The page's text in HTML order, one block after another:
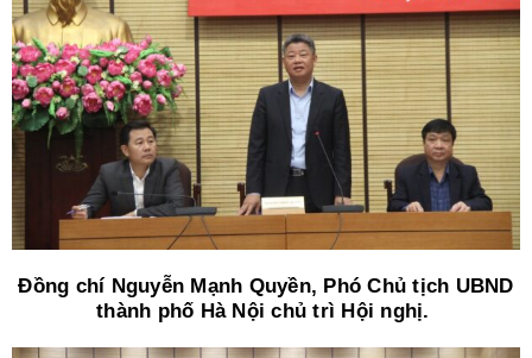
Đồng chí Nguyễn Mạnh Quyền, Phó Chủ tịch UBND
thành phố Hà Nội chủ trì Hội nghị.